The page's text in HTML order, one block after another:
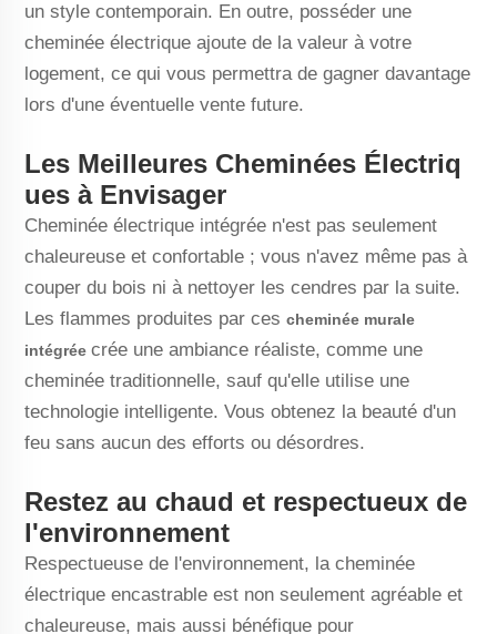
un style contemporain. En outre, posséder une
cheminée électrique ajoute de la valeur à votre
logement, ce qui vous permettra de gagner davantage
lors d'une éventuelle vente future.
Les Meilleures Cheminées Électriq
ues à Envisager
Cheminée électrique intégrée n'est pas seulement
chaleureuse et confortable ; vous n'avez même pas à
couper du bois ni à nettoyer les cendres par la suite.
Les flammes produites par ces cheminée murale
intégrée crée une ambiance réaliste, comme une
cheminée traditionnelle, sauf qu'elle utilise une
technologie intelligente. Vous obtenez la beauté d'un
feu sans aucun des efforts ou désordres.
Restez au chaud et respectueux de
l'environnement
Respectueuse de l'environnement, la cheminée
électrique encastrable est non seulement agréable et
chaleureuse, mais aussi bénéfique pour